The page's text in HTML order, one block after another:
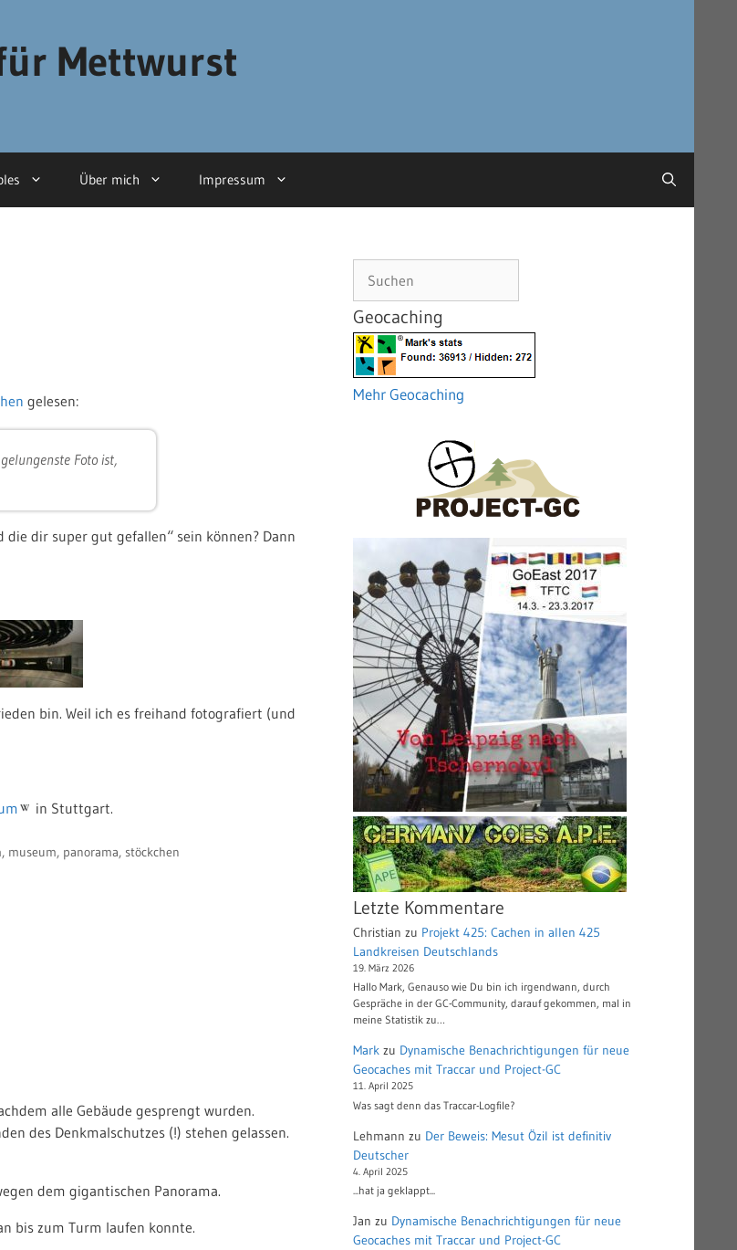
Mettwurst
Über mich Impressum
gelesen:
Foto ist,
dir super gut gefallen“ sein können? Dann
bin. Weil ich es freihand fotografiert (und
in Stuttgart.
, museum, panorama, stöckchen
alle Gebäude gesprengt wurden.
des Denkmalschutzes (!) stehen gelassen.
dem gigantischen Panorama.
bis zum Turm laufen konnte.
Geocaching
Mehr Geocaching
Letzte Kommentare
Christian zu Projekt 425: Cachen in allen 425
Landkreisen Deutschlands
19. März 2026
Hallo Mark, Genauso wie Du bin ich irgendwann, durch
Gespräche in der GC-Community, darauf gekommen, mal in
meine Statistik zu…
Mark zu Dynamische Benachrichtigungen für neue
Geocaches mit Traccar und Project-GC
11. April 2025
Was sagt denn das Traccar-Logfile?
Lehmann zu Der Beweis: Mesut Özil ist definitiv
Deutscher
4. April 2025
...hat ja geklappt...
Jan zu Dynamische Benachrichtigungen für neue
Geocaches mit Traccar und Project-GC